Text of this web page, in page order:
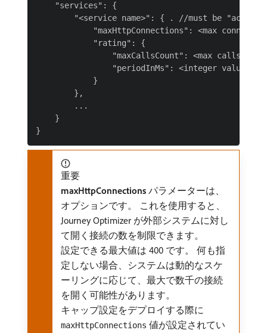
    "services": {
"<service name>": { . //must be
"maxHttpConnections": <max
            "rating": {
"maxCallsCount": <max calls to
"periodInMs": <integer value
            }
        },
        ...
    }
重要
maxHttpConnections パラメーターは、
オプションです。 これを使用すると、
Journey Optimizer が外部システムに対し
て開く接続の数を制限できます。
設定できる最大値は 400 です。 何も指
定しない場合、システムは動的なスケ
ーリングに応じて、最大で数千の接続
を開く可能性があります。
キャップ設定をデプロイする際に
maxHttpConnections 値が設定されてい